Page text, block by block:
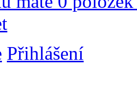
Přihlášení